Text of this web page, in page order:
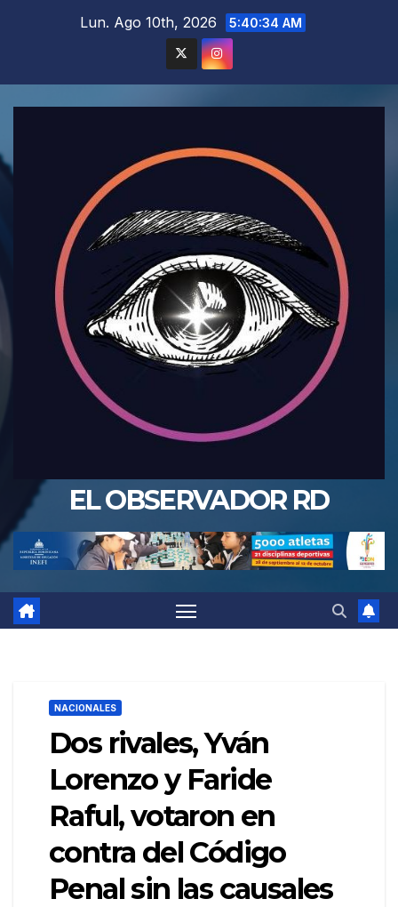
Lun. Ago 10th, 2026 5:40:35 AM
EL OBSERVADOR RD
NACIONALES
Dos rivales, Yván
Lorenzo y Faride
Raful, votaron en
contra del Código
Penal sin las causales